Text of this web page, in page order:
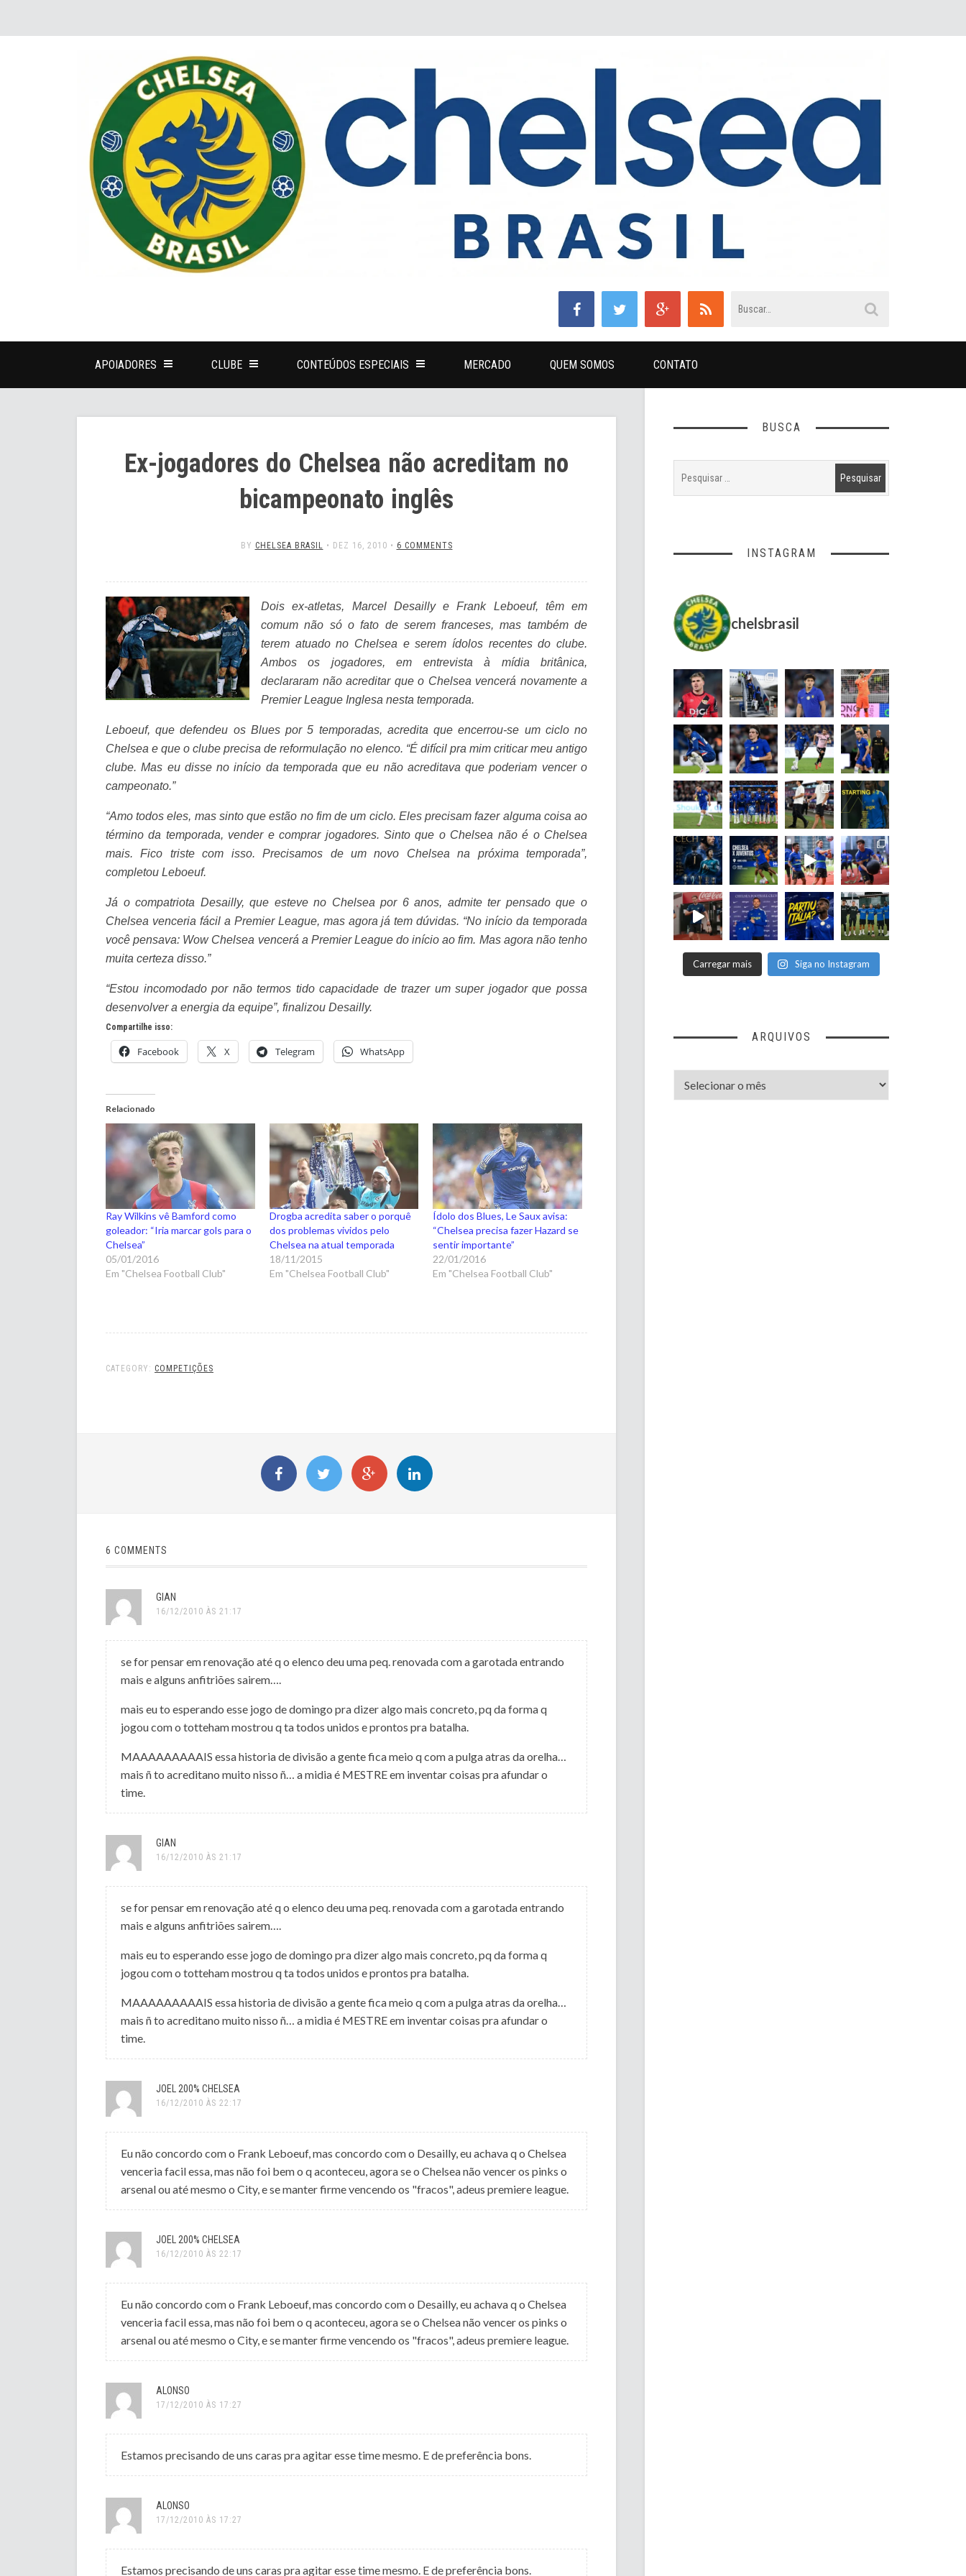
APOIADORES CLUBE CONTEÚDOS ESPECIAIS MERCADO QUEM SOMOS CONTATO
Ex-jogadores do Chelsea não acreditam no
bicampeonato inglês
BY CHELSEA BRASIL • DEZ 16, 2010 • 6 COMMENTS
Dois ex-atletas, Marcel Desailly e Frank Leboeuf, têm em
comum não só o fato de serem franceses, mas também de
terem atuado no Chelsea e serem ídolos recentes do clube.
Ambos os jogadores, em entrevista à mídia britânica,
declararam não acreditar que o Chelsea vencerá novamente a
Premier League Inglesa nesta temporada.
Leboeuf, que defendeu os Blues por 5 temporadas, acredita que encerrou-se um ciclo no
Chelsea e que o clube precisa de reformulação no elenco. “É difícil pra mim criticar meu antigo
clube. Mas eu disse no início da temporada que eu não acreditava que poderiam vencer o
campeonato.”
“Amo todos eles, mas sinto que estão no fim de um ciclo. Eles precisam fazer alguma coisa ao
término da temporada, vender e comprar jogadores. Sinto que o Chelsea não é o Chelsea
mais. Fico triste com isso. Precisamos de um novo Chelsea na próxima temporada”,
completou Leboeuf.
Já o compatriota Desailly, que esteve no Chelsea por 6 anos, admite ter pensado que o
Chelsea venceria fácil a Premier League, mas agora já tem dúvidas. “No início da temporada
você pensava: Wow Chelsea vencerá a Premier League do início ao fim. Mas agora não tenho
muita certeza disso.”
“Estou incomodado por não termos tido capacidade de trazer um super jogador que possa
desenvolver a energia da equipe”, finalizou Desailly.
Compartilhe isso:
Facebook X Telegram WhatsApp
Relacionado
Ray Wilkins vê Bamford como
goleador: “Iria marcar gols para o
Chelsea”
05/01/2016
Em "Chelsea Football Club"
Drogba acredita saber o porquê
dos problemas vividos pelo
Chelsea na atual temporada
18/11/2015
Em "Chelsea Football Club"
Ídolo dos Blues, Le Saux avisa:
“Chelsea precisa fazer Hazard se
sentir importante”
22/01/2016
Em "Chelsea Football Club"
CATEGORY: COMPETIÇÕES
6 COMMENTS
GIAN
16/12/2010 ÀS 21:17
se for pensar em renovação até q o elenco deu uma peq. renovada com a garotada entrando
mais e alguns anfitriões sairem….
mais eu to esperando esse jogo de domingo pra dizer algo mais concreto, pq da forma q
jogou com o totteham mostrou q ta todos unidos e prontos pra batalha.
MAAAAAAAAAIS essa historia de divisão a gente fica meio q com a pulga atras da orelha…
mais ñ to acreditano muito nisso ñ… a midia é MESTRE em inventar coisas pra afundar o
time.
GIAN
16/12/2010 ÀS 21:17
se for pensar em renovação até q o elenco deu uma peq. renovada com a garotada entrando
mais e alguns anfitriões sairem….
mais eu to esperando esse jogo de domingo pra dizer algo mais concreto, pq da forma q
jogou com o totteham mostrou q ta todos unidos e prontos pra batalha.
MAAAAAAAAAIS essa historia de divisão a gente fica meio q com a pulga atras da orelha…
mais ñ to acreditano muito nisso ñ… a midia é MESTRE em inventar coisas pra afundar o
time.
JOEL 200% CHELSEA
16/12/2010 ÀS 22:17
Eu não concordo com o Frank Leboeuf, mas concordo com o Desailly, eu achava q o Chelsea
venceria facil essa, mas não foi bem o q aconteceu, agora se o Chelsea não vencer os pinks o
arsenal ou até mesmo o City, e se manter firme vencendo os "fracos", adeus premiere league.
JOEL 200% CHELSEA
16/12/2010 ÀS 22:17
Eu não concordo com o Frank Leboeuf, mas concordo com o Desailly, eu achava q o Chelsea
venceria facil essa, mas não foi bem o q aconteceu, agora se o Chelsea não vencer os pinks o
arsenal ou até mesmo o City, e se manter firme vencendo os "fracos", adeus premiere league.
ALONSO
17/12/2010 ÀS 17:27
Estamos precisando de uns caras pra agitar esse time mesmo. E de preferência bons.
ALONSO
17/12/2010 ÀS 17:27
Estamos precisando de uns caras pra agitar esse time mesmo. E de preferência bons.
BUSCA
INSTAGRAM
chelsbrasil
Carregar mais Siga no Instagram
ARQUIVOS